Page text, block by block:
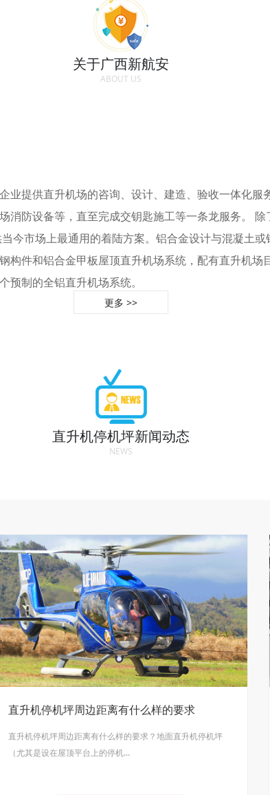
关于广西新航安
ABOUT US
业提供直升机场的咨询、设计、建造、验收一体化
消防设备等，直至完成交钥匙施工等一条龙服务。
今市场上最通用的着陆方案。铝合金设计与混凝土
构件和铝合金甲板屋顶直升机场系统，配有直升机
制的全铝直升机场系统。
更多 >>
直升机停机坪新闻动态
NEWS
直升机停机坪周边距离有什么样的要求
直升机停机坪周边距离有什么样的要求？地面直升机停机坪
（尤其是设在屋顶平台上的停机...